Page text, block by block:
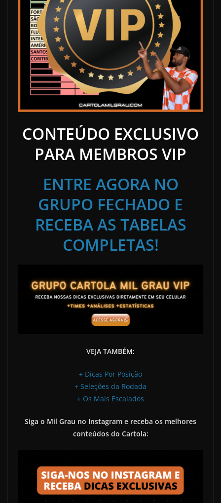
CONTEÚDO EXCLUSIVO
PARA MEMBROS VIP
ENTRE AGORA NO
GRUPO FECHADO E
RECEBA AS TABELAS
COMPLETAS!
VEJA TAMBÉM:
+ Dicas Por Posição
+ Seleções da Rodada
+ Os Mais Escalados
Siga o Mil Grau no Instagram e receba os melhores
conteúdos do Cartola: